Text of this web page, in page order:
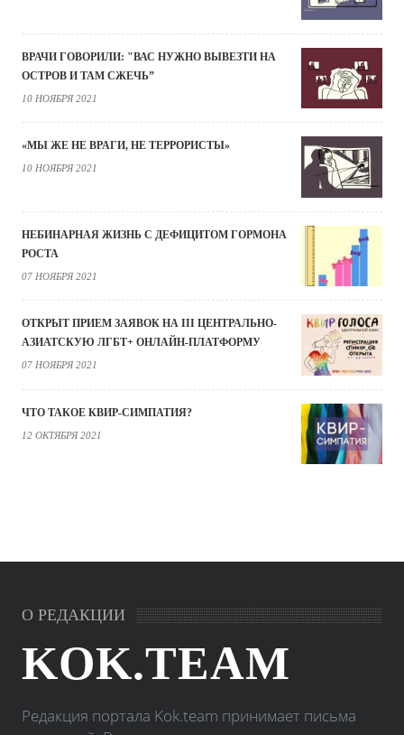
ВРАЧИ ГОВОРИЛИ: "ВАС НУЖНО ВЫВЕЗТИ НА
ОСТРОВ И ТАМ СЖЕЧЬ”
10 НОЯБРЯ 2021
«МЫ ЖЕ НЕ ВРАГИ, НЕ ТЕРРОРИСТЫ»
10 НОЯБРЯ 2021
НЕБИНАРНАЯ ЖИЗНЬ С ДЕФИЦИТОМ ГОРМОНА
РОСТА
07 НОЯБРЯ 2021
ОТКРЫТ ПРИЕМ ЗАЯВОК НА III ЦЕНТРАЛЬНО-
АЗИАТСКУЮ ЛГБТ+ ОНЛАЙН-ПЛАТФОРМУ
07 НОЯБРЯ 2021
ЧТО ТАКОЕ КВИР-СИМПАТИЯ?
12 ОКТЯБРЯ 2021
О РЕДАКЦИИ
KOK.TEAM
Редакция портала Kok.team принимает письма